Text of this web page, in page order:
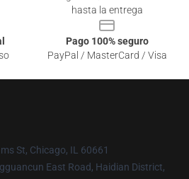
hasta la entrega
Pago 100% seguro
PayPal / MasterCard / Visa
St, Chicago, IL 60661
East Road, Haidian District,